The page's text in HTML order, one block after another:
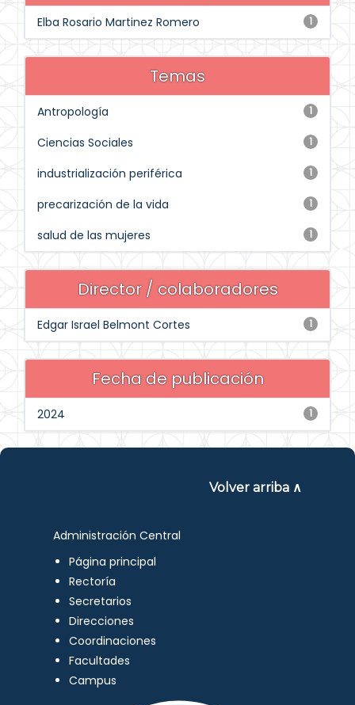
1
Elba Rosario Martinez Romero
Temas
1
Antropología
1
Ciencias Sociales
1
industrialización periférica
1
precarización de la vida
1
salud de las mujeres
Director / colaboradores
1
Edgar Israel Belmont Cortes
Fecha de publicación
1
2024
Volver arriba ∧
Administración Central
Página principal
Rectoría
Secretarios
Direcciones
Coordinaciones
Facultades
Campus